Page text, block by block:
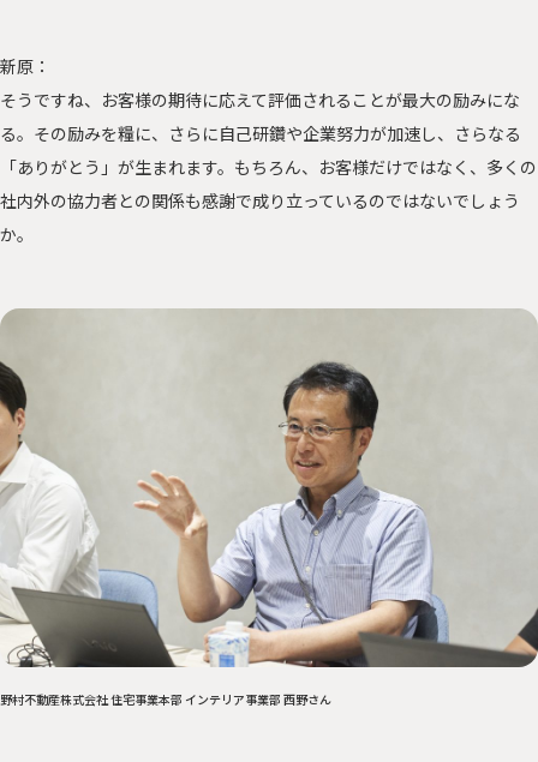
新原：
そうですね、お客様の期待に応えて評価されることが最大の励みにな
る。その励みを糧に、さらに自己研鑽や企業努力が加速し、さらなる
「ありがとう」が生まれます。もちろん、お客様だけではなく、多くの
社内外の協力者との関係も感謝で成り立っているのではないでしょう
か。
野村不動産株式会社 住宅事業本部 インテリア事業部 西野さん